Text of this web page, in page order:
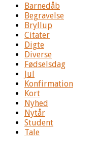
Barnedåb
Begravelse
Bryllup
Citater
Digte
Diverse
Fødselsdag
Jul
Konfirmation
Kort
Nyhed
Nytår
Student
Tale